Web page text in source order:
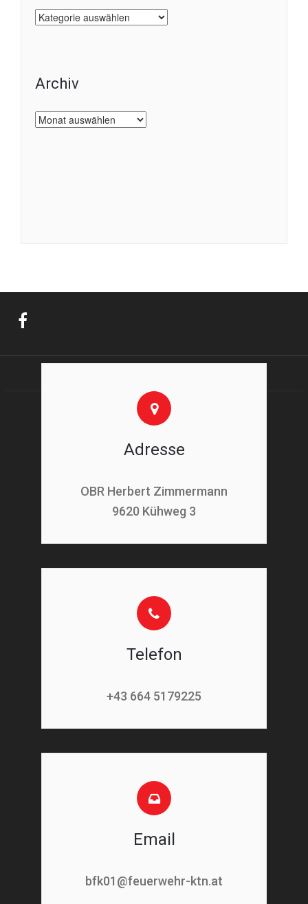
Kategorien
Archiv
Archiv
Adresse
OBR Herbert Zimmermann
9620 Kühweg 3
Telefon
+43 664 5179225
Email
bfk01@feuerwehr-ktn.at